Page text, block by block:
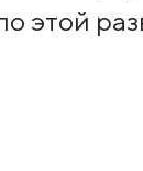
этой